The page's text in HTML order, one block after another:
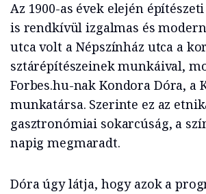
Az 1900-as évek elején
is rendkívül izgalmas és
utca volt a Népszínház utca a kor
sztárépítészeinek munkáival,
Forbes.hu-nak Kondora Dóra, a
munkatársa. Szerinte ez az
gasztronómiai sokarcúság, a
napig megmaradt.
Dóra úgy látja, hogy azok a